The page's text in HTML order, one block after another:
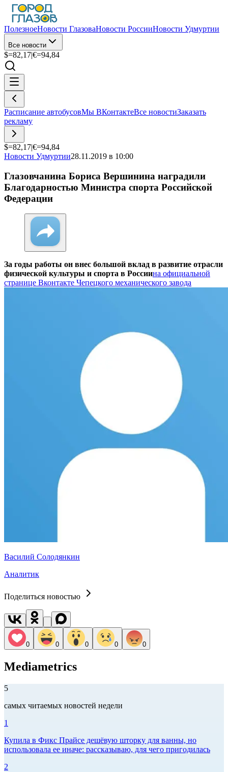
ПолезноеНовости ГлазоваНовости РоссииНовости Удмуртии
Все новости
$=82,17|€=94,84
Расписание автобусовМы ВКонтактеВсе новостиЗаказать
рекламу
$=82,17|€=94,84
Новости Удмуртии28.11.2019 в 10:00
Глазовчанина Бориса Вершинина наградили
Благодарностью Министра спорта Российской
Федерации
За годы работы он внес большой вклад в развитие отрасли
физической культуры и спорта в Россиина официальной
странице Вконтакте Чепецкого механического завода
Василий Солодянкин
Аналитик
Поделиться новостью
0 0 0 0 0
Mediametrics
5
самых читаемых новостей недели
1
Купила в Фикс Прайсе дешёвую шторку для ванны, но
использовала ее иначе: рассказываю, для чего пригодилась
2